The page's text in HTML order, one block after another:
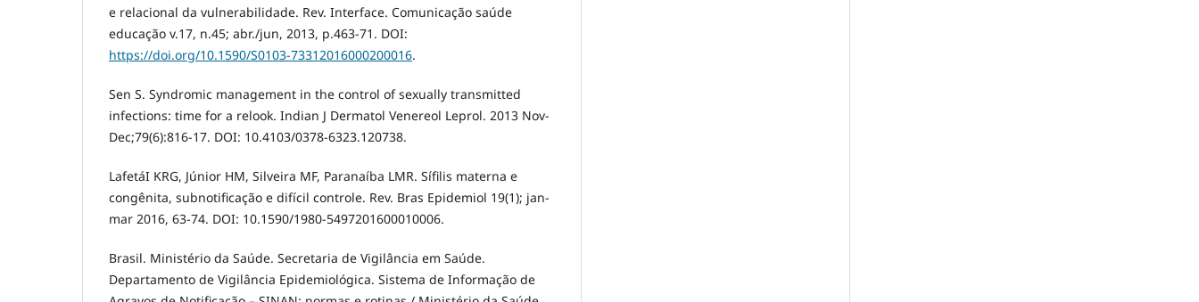
e relacional da vulnerabilidade. Rev. Interface. Comunicação saúde
educação v.17, n.45; abr./jun, 2013, p.463-71. DOI:
https://doi.org/10.1590/S0103-73312016000200016.
Sen S. Syndromic management in the control of sexually transmitted
infections: time for a relook. Indian J Dermatol Venereol Leprol. 2013 Nov-
Dec;79(6):816-17. DOI: 10.4103/0378-6323.120738.
LafetáI KRG, Júnior HM, Silveira MF, Paranaíba LMR. Sífilis materna e
congênita, subnotificação e difícil controle. Rev. Bras Epidemiol 19(1); jan-
mar 2016, 63-74. DOI: 10.1590/1980-5497201600010006.
Brasil. Ministério da Saúde. Secretaria de Vigilância em Saúde.
Departamento de Vigilância Epidemiológica. Sistema de Informação de